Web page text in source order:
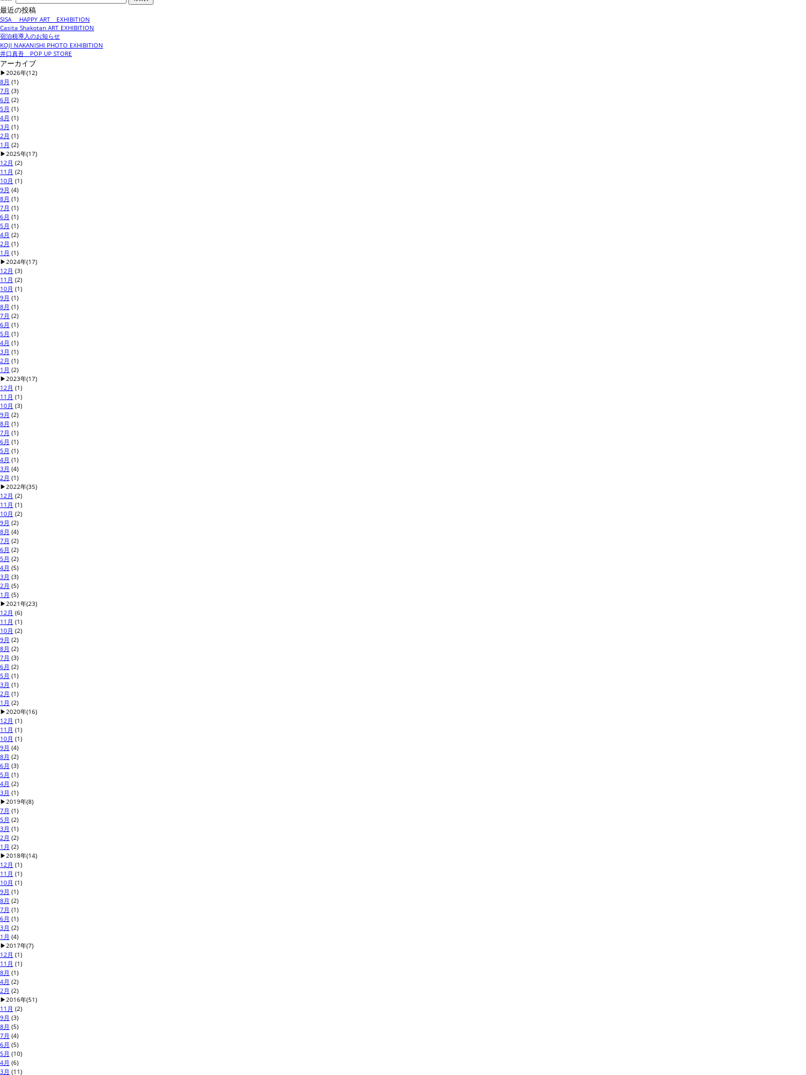
最近の投稿
SISA HAPPY ART EXHIBITION
Casita Shakotan ART EXHIBITION
宿泊税導入のお知らせ
KOJI NAKANISHI PHOTO EXHIBITION
井口真吾 POP UP STORE
アーカイブ
▶2026年(12)
8月 (1)
7月 (3)
6月 (2)
5月 (1)
4月 (1)
3月 (1)
2月 (1)
1月 (2)
▶2025年(17)
12月 (2)
11月 (2)
10月 (1)
9月 (4)
8月 (1)
7月 (1)
6月 (1)
5月 (1)
4月 (2)
2月 (1)
1月 (1)
▶2024年(17)
12月 (3)
11月 (2)
10月 (1)
9月 (1)
8月 (1)
7月 (2)
6月 (1)
5月 (1)
4月 (1)
3月 (1)
2月 (1)
1月 (2)
▶2023年(17)
12月 (1)
11月 (1)
10月 (3)
9月 (2)
8月 (1)
7月 (1)
6月 (1)
5月 (1)
4月 (1)
3月 (4)
2月 (1)
▶2022年(35)
12月 (2)
11月 (1)
10月 (2)
9月 (2)
8月 (4)
7月 (2)
6月 (2)
5月 (2)
4月 (5)
3月 (3)
2月 (5)
1月 (5)
▶2021年(23)
12月 (6)
11月 (1)
10月 (2)
9月 (2)
8月 (2)
7月 (3)
6月 (2)
5月 (1)
3月 (1)
2月 (1)
1月 (2)
▶2020年(16)
12月 (1)
11月 (1)
10月 (1)
9月 (4)
8月 (2)
6月 (3)
5月 (1)
4月 (2)
3月 (1)
▶2019年(8)
7月 (1)
5月 (2)
3月 (1)
2月 (2)
1月 (2)
▶2018年(14)
12月 (1)
11月 (1)
10月 (1)
9月 (1)
8月 (2)
7月 (1)
6月 (1)
3月 (2)
1月 (4)
▶2017年(7)
12月 (1)
11月 (1)
8月 (1)
4月 (2)
2月 (2)
▶2016年(51)
11月 (2)
9月 (3)
8月 (5)
7月 (4)
6月 (5)
5月 (10)
4月 (6)
3月 (11)